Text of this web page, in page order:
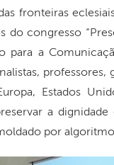
fronteiras
do congresso
para a
Estados
a
por